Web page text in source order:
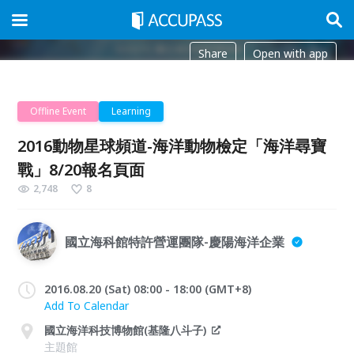
Share Open with app
Offline Event Learning
2016動物星球頻道-海洋動物檢定「海洋尋寶
戰」8/20報名頁面
2,748 8
國立海科館特許營運團隊-慶陽海洋企業
2016.08.20 (Sat) 08:00 - 18:00 (GMT+8)
Add To Calendar
國立海洋科技博物館(基隆八斗子)
主題館